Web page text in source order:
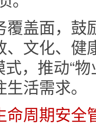
盖面，鼓
文化、健
，推动“
活需求。
周期安全